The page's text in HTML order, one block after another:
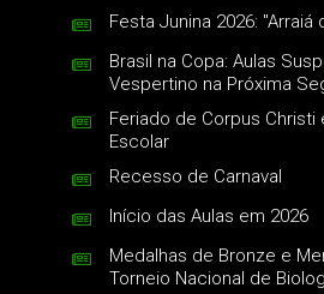
Festa Junina 2026: "Arraiá
Brasil na Copa: Aulas
Vespertino na Próxima
Feriado de Corpus Christi
Escolar
Recesso de Carnaval
Início das Aulas em 2026
Medalhas de Bronze e
Torneio Nacional de